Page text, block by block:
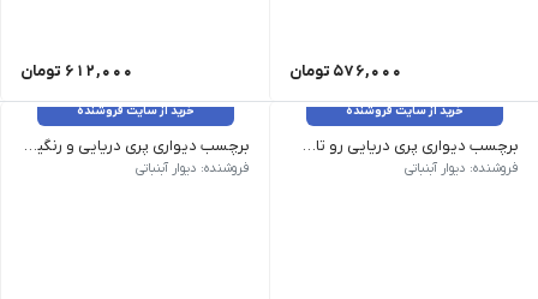
576,000 تومان 612,000 تومان
خرید از سایت فروشنده
برچسب دیواری پری دریایی رو تاب کد 1433 ابعاد بزرگ ارتفاع 100 عرض 66 سانت ابعاد متوسط ارتفاع 80 عرض 50 سانت
فروشنده: دیوار آبنباتی
خرید از سایت فروشنده
برچسب دیواری پری دریایی و رنگین کمان کد 1432 ابعاد کوچک ارتفاع 50 عرض 50 سانت
فروشنده: دیوار آبنباتی